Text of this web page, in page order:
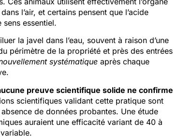
l’air, et certains pensent que l’acide
essentiel.
la javel dans l’eau, souvent à raison d’une
périmètre de la propriété et près des entrées
systématique après chaque
preuve scientifique solide ne confirme
scientifiques validant cette pratique sont
de données probantes. Une étude
auraient une efficacité variant de 40 à